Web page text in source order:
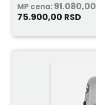
MP cena:91.080,00
75.900,00 RSD